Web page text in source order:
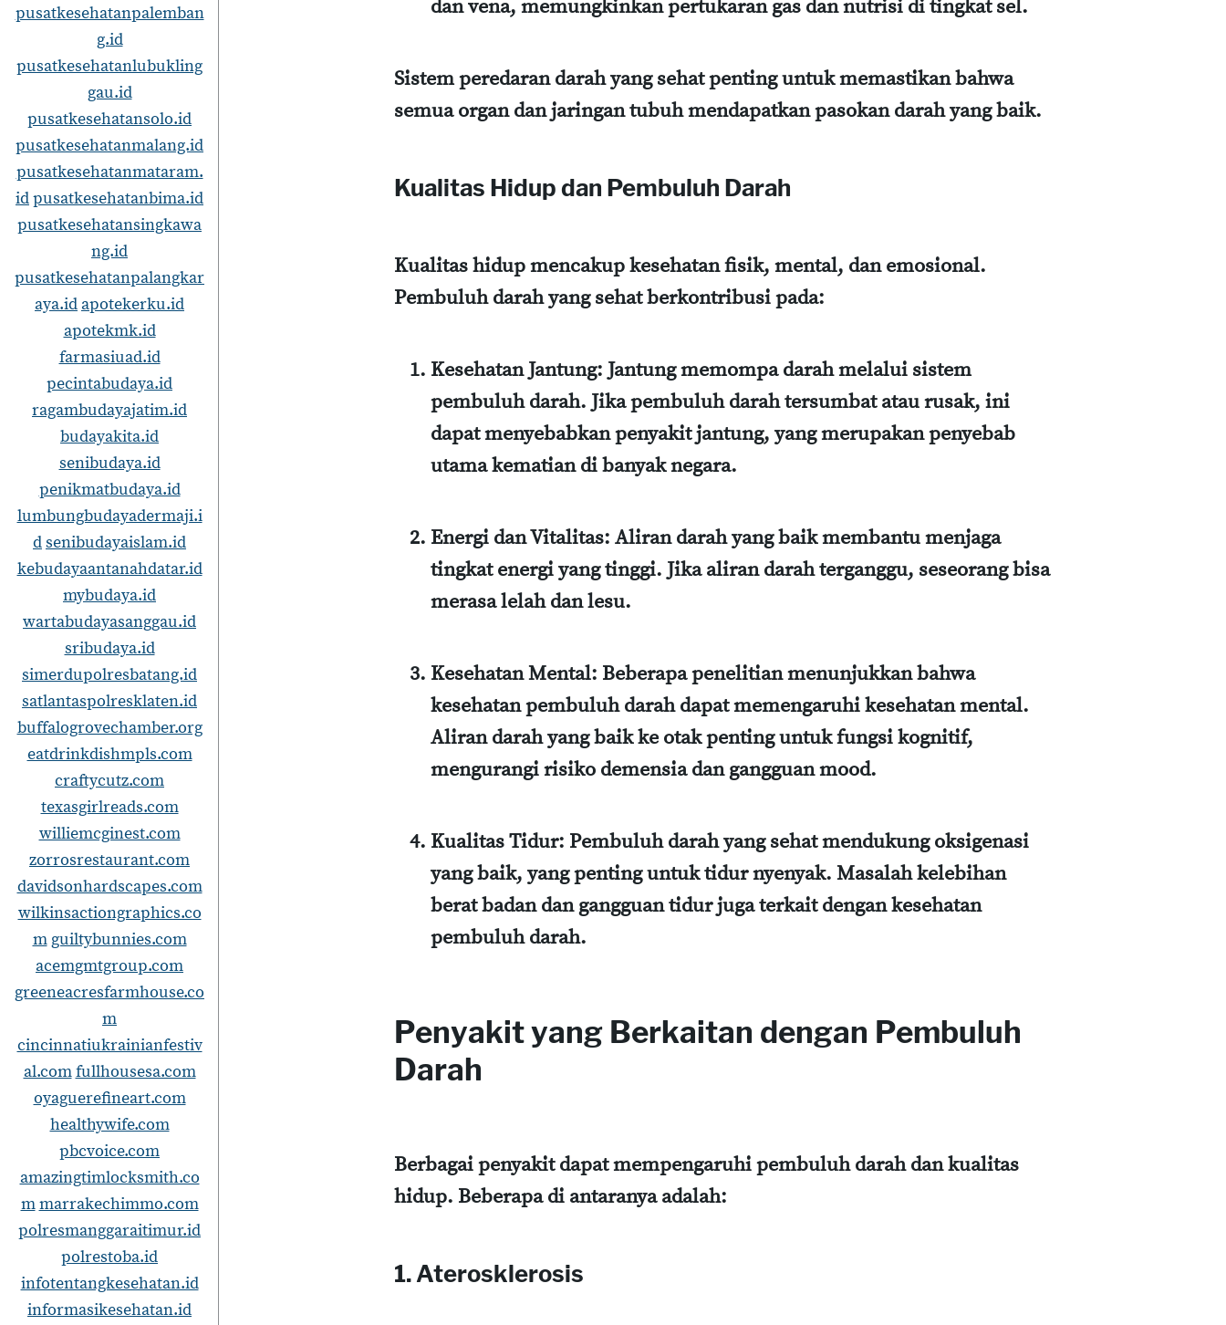
pusatkesehatanpalemban
g.id
pusatkesehatanlubukling
gau.id
pusatkesehatansolo.id
pusatkesehatanmalang.id
pusatkesehatanmataram.
idpusatkesehatanbima.id
pusatkesehatansingkawa
ng.id
pusatkesehatanpalangkar
aya.id apotekerku.id
apotekmk.id
farmasiuad.id
pecintabudaya.id
ragambudayajatim.id
budayakita.id
senibudaya.id
penikmatbudaya.id
lumbungbudayadermaji.i
dsenibudayaislam.id
kebudayaantanahdatar.id
mybudaya.id
wartabudayasanggau.id
sribudaya.id
simerdupolresbatang.id
satlantaspolresklaten.id
buffalogrovechamber.org
eatdrinkdishmpls.com
craftycutz.com
texasgirlreads.com
williemcginest.com
zorrosrestaurant.com
davidsonhardscapes.com
wilkinsactiongraphics.co
m guiltybunnies.com
acemgmtgroup.com
greeneacresfarmhouse.co
m
cincinnatiukrainianfestiv
al.comfullhousesa.com
oyaguerefineart.com
healthywife.com
pbcvoice.com
amazingtimlocksmith.co
mmarrakechimmo.com
polresmanggaraitimur.id
polrestoba.id
infotentangkesehatan.id
informasikesehatan.id
dan vena, memungkinkan pertukaran gas dan nutrisi di tingkat sel.
Sistem peredaran darah yang sehat penting untuk memastikan bahwa
semua organ dan jaringan tubuh mendapatkan pasokan darah yang baik.
Kualitas Hidup dan Pembuluh Darah
Kualitas hidup mencakup kesehatan fisik, mental, dan emosional.
Pembuluh darah yang sehat berkontribusi pada:
Kesehatan Jantung: Jantung memompa darah melalui sistem
pembuluh darah. Jika pembuluh darah tersumbat atau rusak, ini
dapat menyebabkan penyakit jantung, yang merupakan penyebab
utama kematian di banyak negara.
Energi dan Vitalitas: Aliran darah yang baik membantu menjaga
tingkat energi yang tinggi. Jika aliran darah terganggu, seseorang bisa
merasa lelah dan lesu.
Kesehatan Mental: Beberapa penelitian menunjukkan bahwa
kesehatan pembuluh darah dapat memengaruhi kesehatan mental.
Aliran darah yang baik ke otak penting untuk fungsi kognitif,
mengurangi risiko demensia dan gangguan mood.
Kualitas Tidur: Pembuluh darah yang sehat mendukung oksigenasi
yang baik, yang penting untuk tidur nyenyak. Masalah kelebihan
berat badan dan gangguan tidur juga terkait dengan kesehatan
pembuluh darah.
Penyakit yang Berkaitan dengan Pembuluh
Darah
Berbagai penyakit dapat mempengaruhi pembuluh darah dan kualitas
hidup. Beberapa di antaranya adalah:
1. Aterosklerosis